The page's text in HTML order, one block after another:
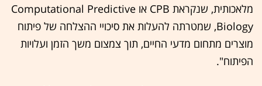
מלאכותית, שנקראת CPB או Computational Predictive
Biology, שמטרתה להעלות את סיכויי ההצלחה של פיתוח
מוצרים מתחום מדעי החיים, תוך צמצום משך הזמן ועלויות
הפיתוח".